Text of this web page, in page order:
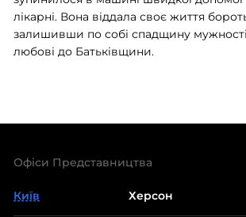
лікарні. Вона віддала своє життя
залишивши по собі спадщину
любові до Батьківщини.
Офіси Представництва
Київ Херсон